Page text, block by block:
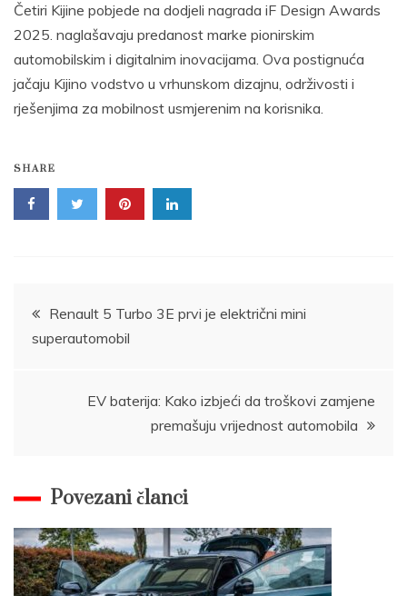
Četiri Kijine pobjede na dodjeli nagrada iF Design Awards
2025. naglašavaju predanost marke pionirskim
automobilskim i digitalnim inovacijama. Ova postignuća
jačaju Kijino vodstvo u vrhunskom dizajnu, održivosti i
rješenjima za mobilnost usmjerenim na korisnika.
SHARE
Post
navigation
Renault 5 Turbo 3E prvi je električni mini
superautomobil
EV baterija: Kako izbjeći da troškovi zamjene
premašuju vrijednost automobila
Povezani članci